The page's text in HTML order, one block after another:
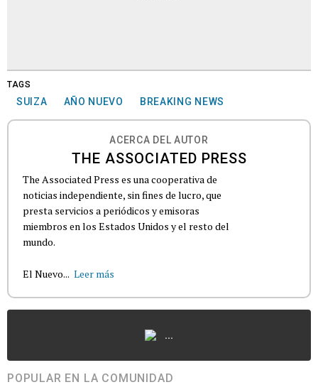
TAGS
SUIZA AÑO NUEVO BREAKING NEWS
ACERCA DEL AUTOR
THE ASSOCIATED PRESS
The Associated Press es una cooperativa de
noticias independiente, sin fines de lucro, que
presta servicios a periódicos y emisoras
miembros en los Estados Unidos y el resto del
mundo.
El Nuevo... Leer más
...
POPULAR EN LA COMUNIDAD